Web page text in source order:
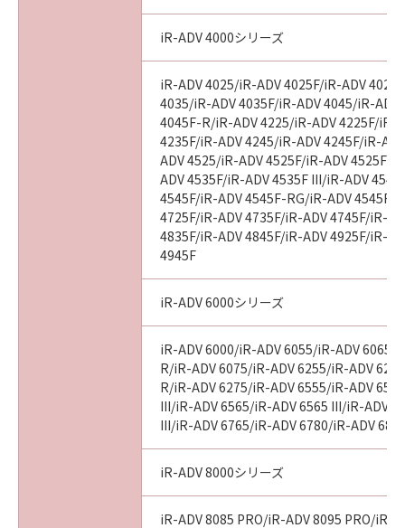
iR-ADV 4000シリーズ
iR-ADV 4025/iR-ADV 4025F/iR-ADV
4035/iR-ADV 4035F/iR-ADV 4045/iR-ADV
4045F-R/iR-ADV 4225/iR-ADV 4225F/iR-
4235F/iR-ADV 4245/iR-ADV 4245F/iR-
ADV 4525/iR-ADV 4525F/iR-ADV 4525F
ADV 4535F/iR-ADV 4535F III/iR-ADV
4545F/iR-ADV 4545F-RG/iR-ADV 4545F
4725F/iR-ADV 4735F/iR-ADV 4745F/iR-
4835F/iR-ADV 4845F/iR-ADV 4925F/iR-
4945F
iR-ADV 6000シリーズ
iR-ADV 6000/iR-ADV 6055/iR-ADV 6065/
R/iR-ADV 6075/iR-ADV 6255/iR-ADV
R/iR-ADV 6275/iR-ADV 6555/iR-ADV
III/iR-ADV 6565/iR-ADV 6565 III/iR-ADV
III/iR-ADV 6765/iR-ADV 6780/iR-ADV
iR-ADV 8000シリーズ
iR-ADV 8085 PRO/iR-ADV 8095 PRO/iR-